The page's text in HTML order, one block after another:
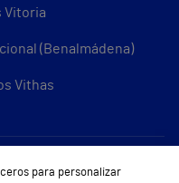
Vitoria
(Benalmádena)
Vithas
para personalizar